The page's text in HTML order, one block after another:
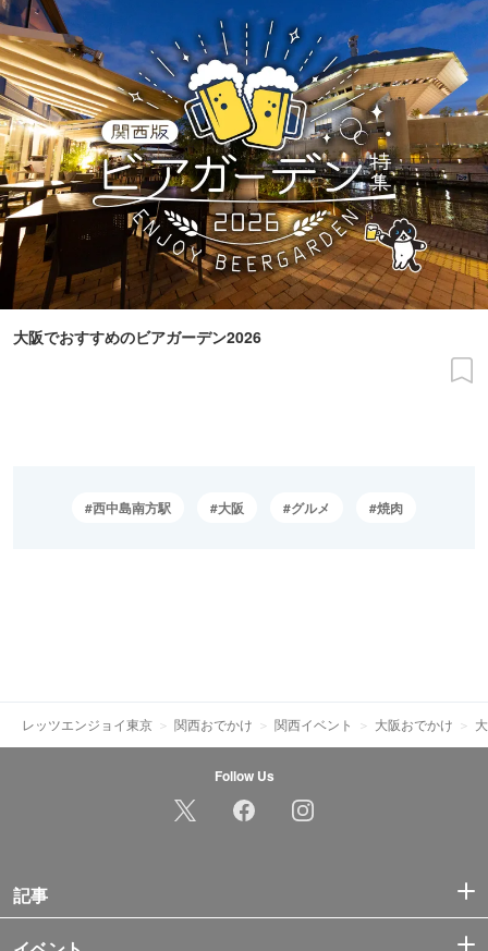
大阪でおすすめのビアガーデン2026
西中島南方駅 大阪 グルメ 焼肉
レッツエンジョイ東京 関西おでかけ 関西イベント 大阪おでかけ
Follow Us
記事